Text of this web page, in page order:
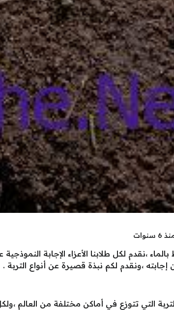
6 سنوات
بالماء ،نقدم لكل طلابنا الأعزاء الإجابة
،ونقدم لكم نبذة قصيرة عن أنواع التربة .
التي تتوزع في أماكن مختلفة من